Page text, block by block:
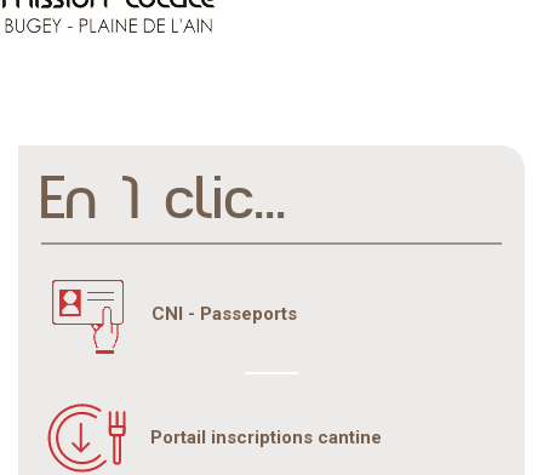
En 1 clic...
CNI - Passeports
Portail inscriptions cantine